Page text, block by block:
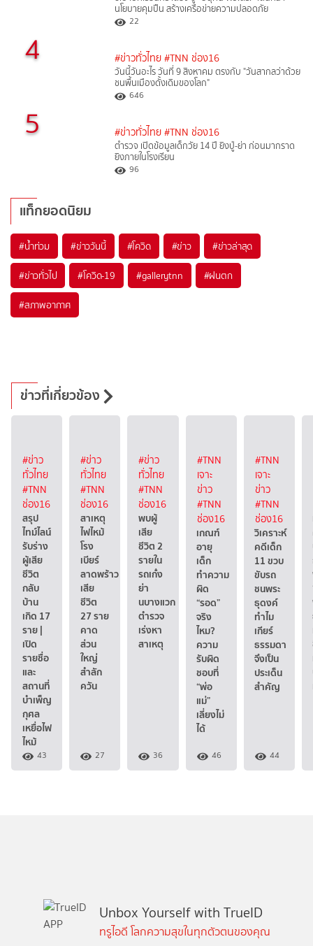
นโยบายคุมปืน สร้างเครือข่ายความปลอดภัย
22
4 #ข่าวทั่วไทย #TNN ช่อง16
วันนี้วันอะไร วันที่ 9 สิงหาคม ตรงกับ "วันสากลว่าด้วย
ชนพื้นเมืองดั้งเดิมของโลก"
646
5 #ข่าวทั่วไทย #TNN ช่อง16
ตำรวจ เปิดข้อมูลเด็กวัย 14 ปี ยิงปู่-ย่า ก่อนมากราด
ยิงภายในโรงเรียน
96
แท็กยอดนิยม
#น้ำท่วม #ข่าววันนี้ #โควิด #ข่าว #ข่าวล่าสุด
#ข่าวทั่วไป #โควิด-19 #gallerytnn #ฝนตก
#สภาพอากาศ
ข่าวที่เกี่ยวข้อง
#ข่าว
ทั่วไทย
#TNN
ช่อง16
สรุป
ไทม์ไลน์
รับร่าง
ผู้เสีย
ชีวิต
กลับ
บ้าน
เกิด 17
ราย |
เปิด
รายชื่อ
และ
สถานที่
บำเพ็ญ
กุศล
เหยื่อไฟ
ไหม้
43
#ข่าว
ทั่วไทย
#TNN
ช่อง16
สาเหตุ
ไฟไหม้
โรง
เบียร์
ลาดพร้าว
เสีย
ชีวิต
27 ราย
คาด
ส่วน
ใหญ่
สำลัก
ควัน
27
#ข่าว
ทั่วไทย
#TNN
ช่อง16
พบผู้
เสีย
ชีวิต 2
รายใน
รถเก๋ง
ย่า
นบางแวก
ตำรวจ
เร่งหา
สาเหตุ
36
#TNN
เจาะ
ข่าว
#TNN
ช่อง16
เกณฑ์
อายุ
เด็ก
ทำความ
ผิด
“รอด”
จริง
ไหม?
ความ
รับผิด
ชอบที่
“พ่อ
แม่”
เลี่ยงไม่
ได้
46
#TNN
เจาะ
ข่าว
#TNN
ช่อง16
วิเคราะห์
คดีเด็ก
11 ขวบ
ขับรถ
ชนพระ
ธุดงค์
ทำไม
เกียร์
ธรรมดา
จึงเป็น
ประเด็น
สำคัญ
44
Unbox Yourself with TrueID
ทรูไอดี โลกความสุขในทุกตัวตนของคุณ